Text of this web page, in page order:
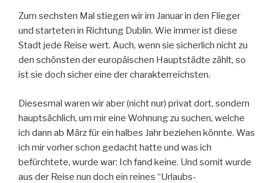
Zum sechsten Mal stiegen wir im Januar in den Flieger
und starteten in Richtung Dublin. Wie immer ist diese
Stadt jede Reise wert. Auch, wenn sie sicherlich nicht zu
den schönsten der europäischen Hauptstädte zählt, so
ist sie doch sicher eine der charakterreichsten.
Diesesmal waren wir aber (nicht nur) privat dort, sondern
hauptsächlich, um mir eine Wohnung zu suchen, welche
ich dann ab März für ein halbes Jahr beziehen könnte. Was
ich mir vorher schon gedacht hatte und was ich
befürchtete, wurde war: Ich fand keine. Und somit wurde
aus der Reise nun doch ein reines “Urlaubs-